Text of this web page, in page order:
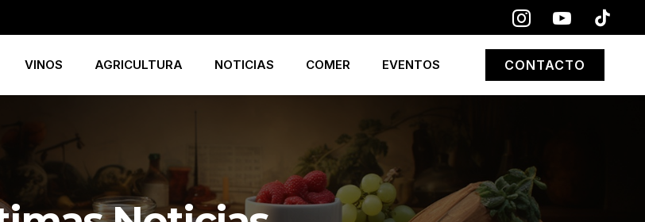
VINOS AGRICULTURA NOTICIAS COMER EVENTOS CONTACTO